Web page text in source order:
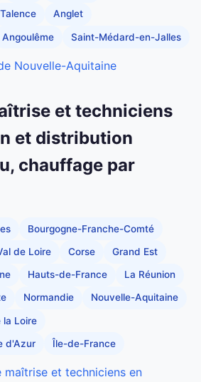
Talence Anglet
Angoulême Saint-Médard-en-Jalles
Nouvelle-Aquitaine
et techniciens
et distribution
chauffage par
Bourgogne-Franche-Comté
de Loire Corse Grand Est
Hauts-de-France La Réunion
Normandie Nouvelle-Aquitaine
la Loire
d'Azur Île-de-France
et techniciens en